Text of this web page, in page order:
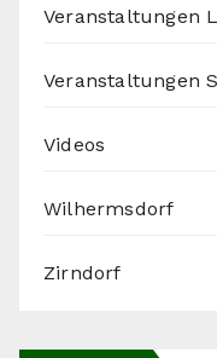
Veranstaltungen
Veranstaltungen
Videos
Wilhermsdorf
Zirndorf